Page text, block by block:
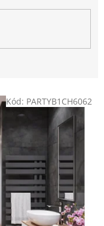
Kód: PARTYB1CH6062